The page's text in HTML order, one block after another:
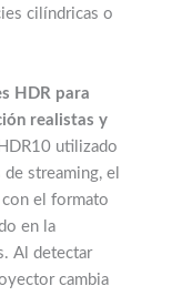
cilíndricas o
HDR para
realistas y
utilizado
streaming, el
el formato
en la
Al detectar
cambia